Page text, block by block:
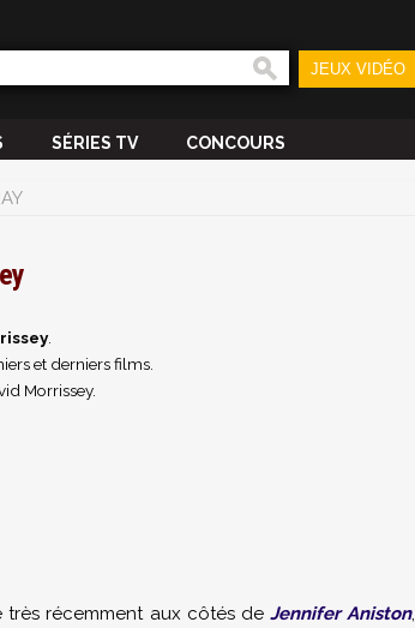
JEUX VIDÉO
SÉRIES TV CONCOURS
.
et derniers films.
Morrissey.
très récemment aux côtés de Jennifer Aniston,